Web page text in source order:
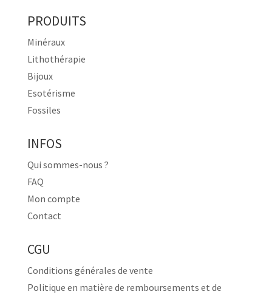
PRODUITS
Minéraux
Lithothérapie
Bijoux
Esotérisme
Fossiles
INFOS
Qui sommes-nous ?
FAQ
Mon compte
Contact
CGU
Conditions générales de vente
Politique en matière de remboursements et de